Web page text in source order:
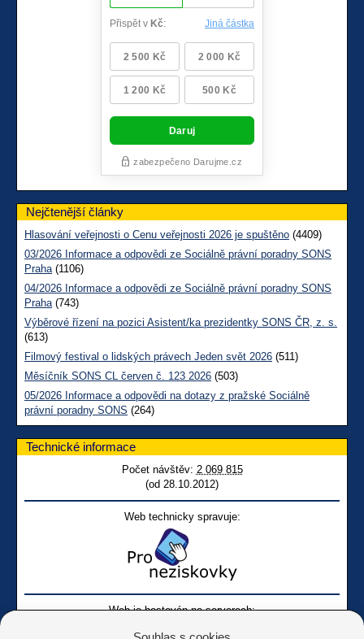
Nejčtenější články
Hlasování veřejnosti o Cenu veřejnosti 2026 je spuštěno (4409)
03/2026 Informace a odpovědi ze Sociálně právní poradny SONS
Praha(1106)
04/2026 Informace a odpovědi ze Sociálně právní poradny SONS
Praha(743)
Výběrové řízení na pozici Asistent/ka prezidentky SONS ČR, z. s.
(613)
Filmový festival o lidských právech Jeden svět 2026 (511)
Měsíčník SONS CL červen č. 123 2026 (503)
05/2026 Informace a odpovědi na dotazy z pražské Sociálně
právní poradny SONS (264)
Technické informace
Počet návštěv: 2 069 815
(od 28.10.2012)
Web technicky spravuje:
Web je hostován na serverech: